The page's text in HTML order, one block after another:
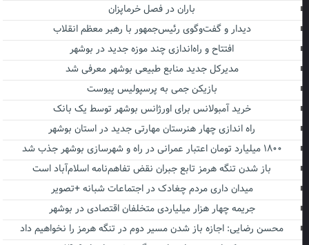
باران در فصل خرماپزان
دیدار و گفت‌وگوی رئیس‌جمهور با رهبر معظم انقلاب
افتتاح و راه‌اندازی چند موزه جدید در بوشهر
مدیرکل جدید منابع طبیعی بوشهر معرفی شد
بازیکن جمی به پرسپولیس پیوست
خرید آمبولانس برای اورژانس بوشهر توسط یک بانک
راه اندازی چهار هنرستان مهارتی جدید در استان بوشهر
۱۸۰۰ میلیارد تومان اعتبار عمرانی در راه و شهرسازی بوشهر جذب شد
باز شدن تنگه هرمز تابع جبران نقض تفاهم‌نامه اسلام‌آباد است
میدان داری مردم چغادک در اجتماعات شبانه +تصویر
جریمه چهار هزار میلیاردی متخلفان اقتصادی در بوشهر
محسن رضایی: اجازه باز شدن مسیر دوم در تنگه هرمز را نخواهیم داد